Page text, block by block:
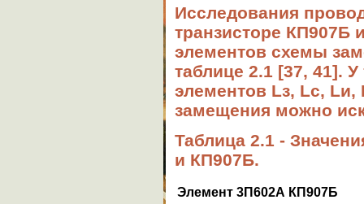
Исследования
транзисторе КП907Б
элементов схемы
таблице 2.1 [37, 41].
элементов Lз, Lc, Lи,
замещения можно
Таблица 2.1 -
и КП907Б.
Элемент 3П602А КП907Б